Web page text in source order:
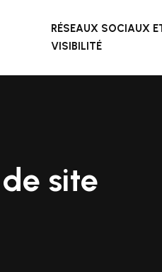
RÉSEAUX SOCIAUX
VISIBILITÉ
site